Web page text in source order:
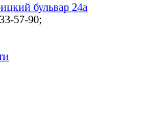
бульвар 24а
57-90;